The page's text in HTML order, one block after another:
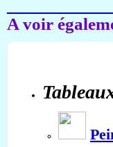
A voir